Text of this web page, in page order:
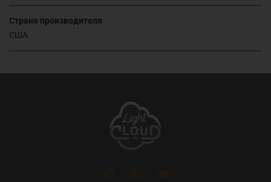
Страна производителя
США